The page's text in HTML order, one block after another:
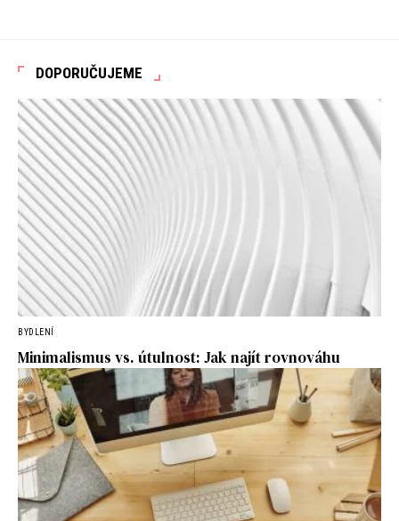
DOPORUČUJEME
BYDLENÍ
Minimalismus vs. útulnost: Jak najít rovnováhu